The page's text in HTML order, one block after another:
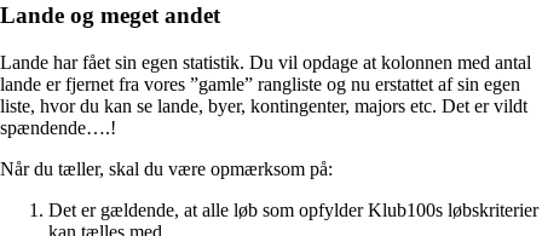
Lande og meget andet
Lande har fået sin egen statistik. Du vil opdage at kolonnen med antal
lande er fjernet fra vores ”gamle” rangliste og nu erstattet af sin egen
liste, hvor du kan se lande, byer, kontingenter, majors etc. Det er vildt
spændende….!
Når du tæller, skal du være opmærksom på:
Det er gældende, at alle løb som opfylder Klub100s løbskriterier
kan tælles med